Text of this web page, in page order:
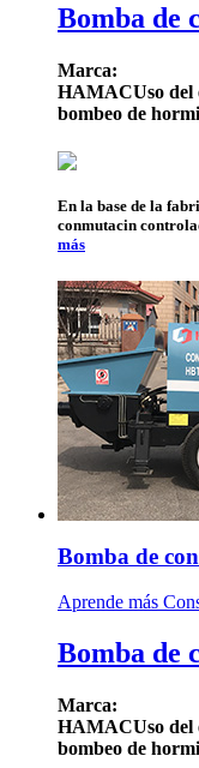
Bomba de
Marca:
HAMACUso del
bombeo de
En la base de la
conmutacin
más
Bomba de
Aprende más
Bomba de
Marca:
HAMACUso del
bombeo de